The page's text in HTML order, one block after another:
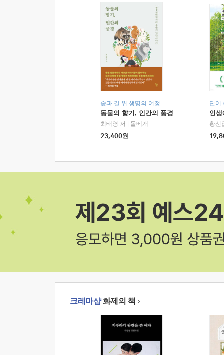
숲과 길 위 생명의 여정
동물의 향기, 인간의 풍경
최태영 저
돌베개
23,400원
단어
인
황선
크레마샵화제의 책